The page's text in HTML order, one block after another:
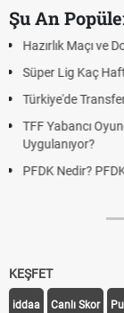
Şu An
Puan
Skor Ne
Futbol Nasıl
Deplasman
Uygulanıyor?
DGS Sonuçları
KEŞFET
iddaa Canlı Skor